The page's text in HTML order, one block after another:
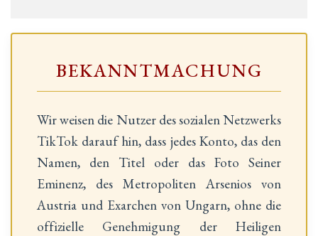
BEKANNTMACHUNG
Wir weisen die Nutzer des sozialen Netzwerks
TikTok darauf hin, dass jedes Konto, das den
Namen, den Titel oder das Foto Seiner
Eminenz, des Metropoliten Arsenios von
Austria und Exarchen von Ungarn, ohne die
offizielle Genehmigung der Heiligen